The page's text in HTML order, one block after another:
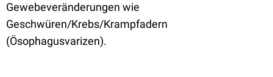
Gewebeveränderungen wie
Geschwüren/Krebs/Krampfadern
(Ösophagusvarizen).